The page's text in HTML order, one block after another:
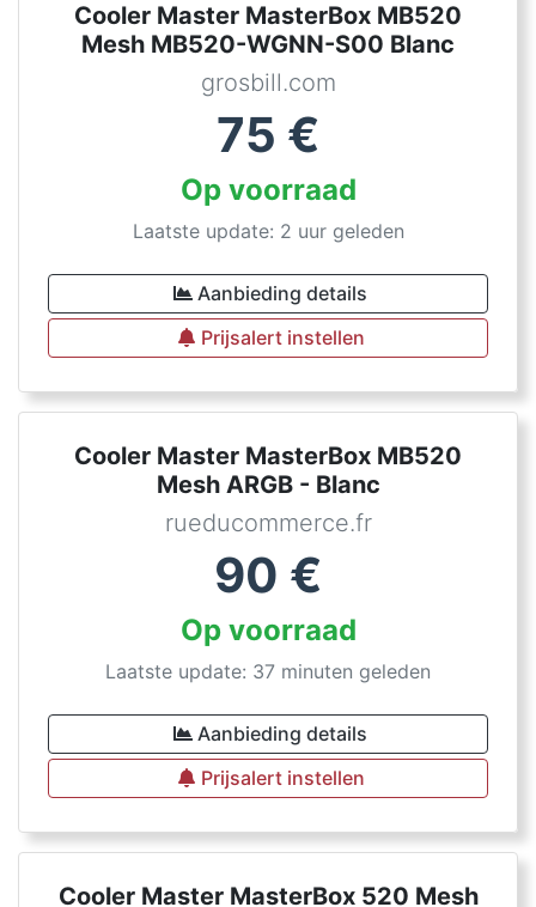
Cooler Master MasterBox MB520
Mesh MB520-WGNN-S00 Blanc
grosbill.com
75 €
Op voorraad
Laatste update: 2 uur geleden
Aanbieding details
Prijsalert instellen
Cooler Master MasterBox MB520
Mesh ARGB - Blanc
rueducommerce.fr
90 €
Op voorraad
Laatste update: 37 minuten geleden
Aanbieding details
Prijsalert instellen
Cooler Master MasterBox 520 Mesh